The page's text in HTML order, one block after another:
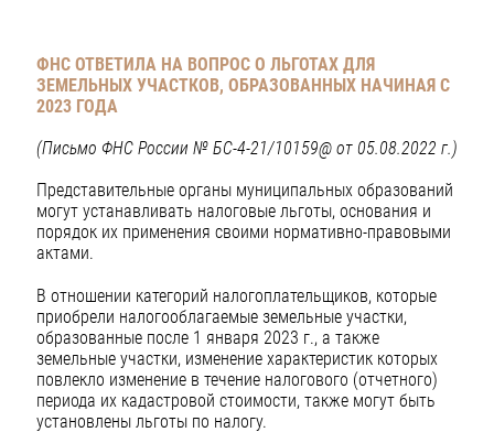
ФНС ОТВЕТИЛА НА ВОПРОС О ЛЬГОТАХ ДЛЯ
ЗЕМЕЛЬНЫХ УЧАСТКОВ, ОБРАЗОВАННЫХ НАЧИНАЯ С
2023 ГОДА
(Письмо ФНС России № БС-4-21/10159@ от 05.08.2022 г.)
Представительные органы муниципальных образований
могут устанавливать налоговые льготы, основания и
порядок их применения своими нормативно-правовыми
актами.
В отношении категорий налогоплательщиков, которые
приобрели налогооблагаемые земельные участки,
образованные после 1 января 2023 г., а также
земельные участки, изменение характеристик которых
повлекло изменение в течение налогового (отчетного)
периода их кадастровой стоимости, также могут быть
установлены льготы по налогу.